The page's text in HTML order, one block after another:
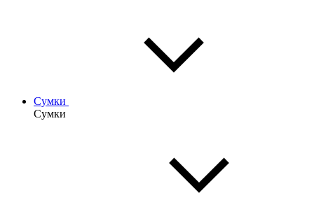
Сумки
Сумки